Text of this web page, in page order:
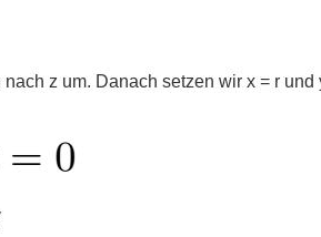
z um. Danach setzen wir x = r